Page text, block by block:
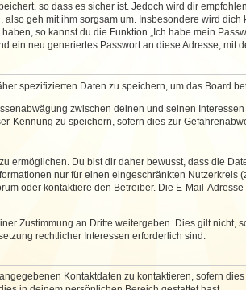
so dass es sicher ist. Jedoch wird dir
geh mit ihm sorgsam um. Insbesondere wird
so kannst du die Funktion „Ich habe mein
ein neu generiertes Passwort an diese Adresse, mit
spezifizierten Daten zu speichern, um das Board
zwischen deinen und seinen
Kennung zu speichern, sofern dies zur
ermöglichen. Du bist dir daher bewusst, dass die
nur für einen eingeschränkten Nutzerkreis
oder kontaktiere den Betreiber. Die E-Mail-
Zustimmung an Dritte weitergeben. Dies gilt nicht,
rechtlicher Interessen erforderlich sind.
Kontaktdaten zu kontaktieren, sofern